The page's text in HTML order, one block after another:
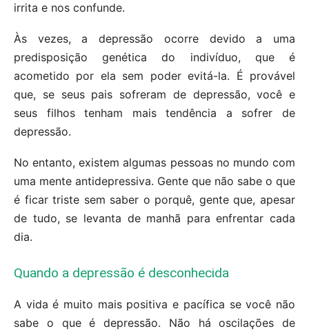
irrita e nos confunde.
Às vezes, a depressão ocorre devido a uma
predisposição genética do indivíduo, que é
acometido por ela sem poder evitá-la. É provável
que, se seus pais sofreram de depressão, você e
seus filhos tenham mais tendência a sofrer de
depressão.
No entanto, existem algumas pessoas no mundo com
uma mente antidepressiva. Gente que não sabe o que
é ficar triste sem saber o porquê, gente que, apesar
de tudo, se levanta de manhã para enfrentar cada
dia.
Quando a depressão é desconhecida
A vida é muito mais positiva e pacífica se você não
sabe o que é depressão. Não há oscilações de